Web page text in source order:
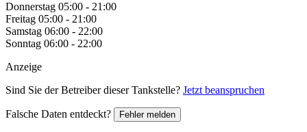
Donnerstag 05:00 - 21:00
Freitag 05:00 - 21:00
Samstag 06:00 - 22:00
Sonntag 06:00 - 22:00
Anzeige
Sind Sie der Betreiber dieser Tankstelle? Jetzt beanspruchen
Falsche Daten entdeckt? Fehler melden